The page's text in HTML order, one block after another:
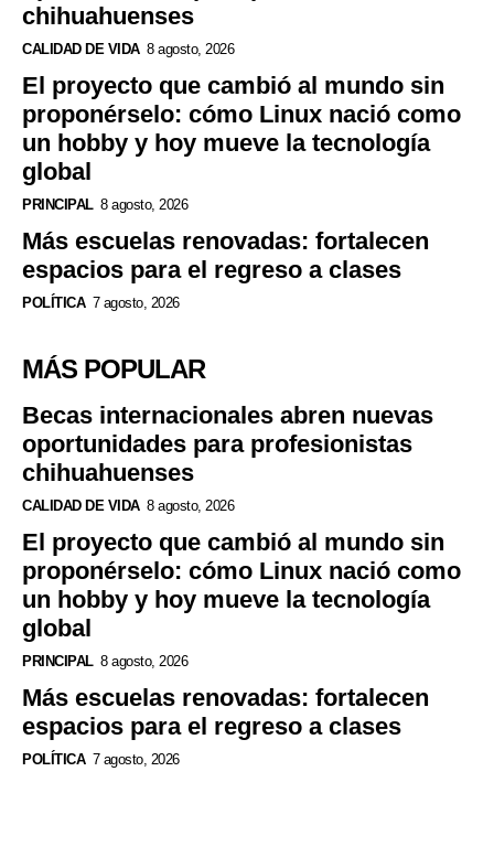
chihuahuenses
CALIDAD DE VIDA 8 agosto, 2026
El proyecto que cambió al mundo sin
proponérselo: cómo Linux nació como
un hobby y hoy mueve la tecnología
global
PRINCIPAL 8 agosto, 2026
Más escuelas renovadas: fortalecen
espacios para el regreso a clases
POLÍTICA 7 agosto, 2026
MÁS POPULAR
Becas internacionales abren nuevas
oportunidades para profesionistas
chihuahuenses
CALIDAD DE VIDA 8 agosto, 2026
El proyecto que cambió al mundo sin
proponérselo: cómo Linux nació como
un hobby y hoy mueve la tecnología
global
PRINCIPAL 8 agosto, 2026
Más escuelas renovadas: fortalecen
espacios para el regreso a clases
POLÍTICA 7 agosto, 2026